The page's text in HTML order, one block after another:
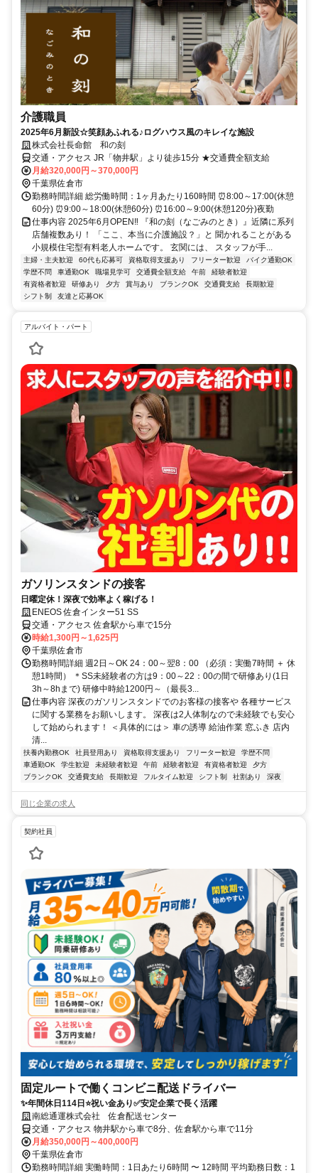
介護職員
2025年6月新設☆笑顔あふれる♪ログハウス風のキレイな施設
株式会社長命館 和の刻
交通・アクセス JR「物井駅」より徒歩15分 ★交通費全額支給
月給320,000円～370,000円
千葉県佐倉市
勤務時間詳細 総労働時間：1ヶ月あたり160時間 ⏰8:00～17:00(休憩
60分) ⏰9:00～18:00(休憩60分) ⏰16:00～9:00(休憩120分)夜勤
仕事内容 2025年6月OPEN‼ 『和の刻（なごみのとき）』近隣に系列
店舗複数あり！ 「ここ、本当に介護施設？」と 聞かれることがある
小規模住宅型有料老人ホームです。 玄関には、 スタッフが手...
主婦・主夫歓迎 60代も応募可 資格取得支援あり フリーター歓迎
バイク通勤OK
学歴不問
車通勤OK 職場見学可 交通費全額支給 午前
経験者歓迎
有資格者歓迎
研修あり 夕方 賞与あり ブランクOK 交通費支給
長期歓迎
シフト制
友達と応募OK
アルバイト・パート
ガソリンスタンドの接客
日曜定休！深夜で効率よく稼げる！
ENEOS 佐倉インター51 SS
交通・アクセス 佐倉駅から車で15分
時給1,300円～1,625円
千葉県佐倉市
勤務時間詳細 週2日～OK 24：00～翌8：00 （必須：実働7時間 ＋ 休
憩1時間） ＊SS未経験者の方は9：00～22：00の間で研修あり(1日
3h～8hまで) 研修中時給1200円～（最長3...
仕事内容 深夜のガソリンスタンドでのお客様の接客や 各種サービス
に関する業務をお願いします。 深夜は2人体制なので未経験でも安心
して始められます！ ＜具体的には＞ 車の誘導 給油作業 窓ふき 店内
清...
扶養内勤務OK 社員登用あり 資格取得支援あり フリーター歓迎
学歴不問
車通勤OK
学生歓迎 未経験者歓迎 午前 経験者歓迎 有資格者歓迎
夕方
ブランクOK
交通費支給 長期歓迎 フルタイム歓迎 シフト制 社割あり 深夜
同じ企業の求人
契約社員
固定ルートで働くコンビニ配送ドライバー
✨年間休日114日⭐祝い金あり✅安定企業で長く活躍
南総通運株式会社 佐倉配送センター
交通・アクセス 物井駅から車で8分、佐倉駅から車で11分
月給350,000円～400,000円
千葉県佐倉市
勤務時間詳細 実働時間：1日あたり6時間 〜 12時間 平均勤務日数：1